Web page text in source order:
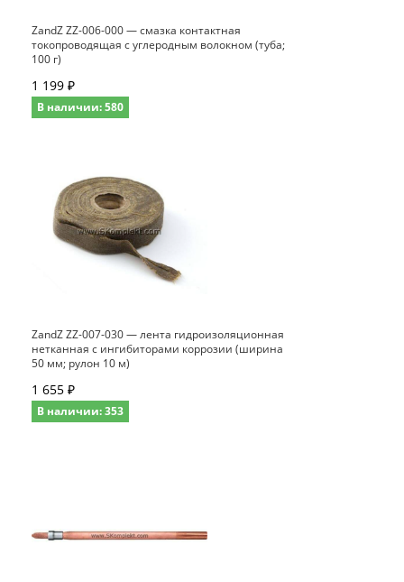
ZandZ ZZ-006-000 — смазка контактная
токопроводящая с углеродным волокном (туба;
100 г)
1 199 ₽
В наличии: 580
ZandZ ZZ-007-030 — лента гидроизоляционная
нетканная с ингибиторами коррозии (ширина
50 мм; рулон 10 м)
1 655 ₽
В наличии: 353